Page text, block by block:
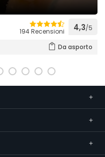
194 Recensioni 4,3/5
Da asporto